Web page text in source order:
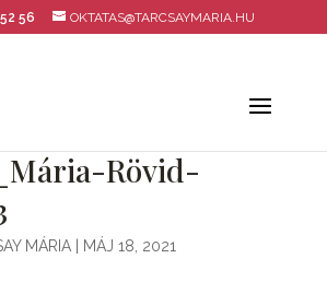
56 OKTATAS@TARCSAYMARIA.HU
Rövid-
MÁRIA| MÁJ 18, 2021